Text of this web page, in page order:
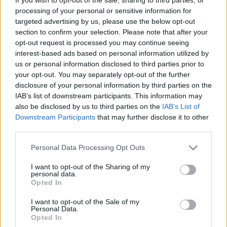
processing of your personal or sensitive information for
targeted advertising by us, please use the below opt-out
section to confirm your selection. Please note that after your
opt-out request is processed you may continue seeing
interest-based ads based on personal information utilized by
us or personal information disclosed to third parties prior to
your opt-out. You may separately opt-out of the further
disclosure of your personal information by third parties on the
IAB’s list of downstream participants. This information may
also be disclosed by us to third parties on the IAB’s List of
Downstream Participants that may further disclose it to other
Please note that this website/app uses one or more Google
not limited to your visit or usage behaviour. You may click to
grant or deny consent to Google and its third-party tags to
use your data for below specified purposes in below Google
consent section.
Personal Data Processing Opt Outs
I want to opt-out of the Sharing of my
personal data.
Opted In
I want to opt-out of the Sale of my
Personal Data.
Opted In
2. osuus (p), Iivo Niskanen (1):
– Siitä tulee äärettömän kova kymppi.
Pienempäänkin Mördarbackeniin saa laittaa
kaikki peliin.
3. osuus (v), Matti Heikkinen (5):
– Vapaan osuuden latu on helpohko. Vesiräntä
voi vaikuttaa, jolloin se tulee raskaammaksi.
4. osuus (v), Ville Nousiainen (5):
ihan kaikkeen. Joko hiihdetään lujaa koko ajan
tai sitten loppukiriin jää 12 joukkuetta.
STT–KAIJA YLINIEMI